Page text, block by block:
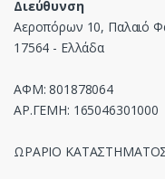
Διεύθυνση
Αεροπόρων 10, Παλαιό
17564 - Ελλάδα
ΑΦΜ: 801878064
ΑΡ.ΓΕΜΗ: 165046301000
ΩΡΑΡΙΟ